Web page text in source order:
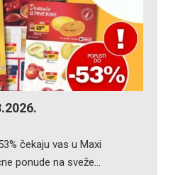
čekaju vas u Maxi
ponude na sveže…